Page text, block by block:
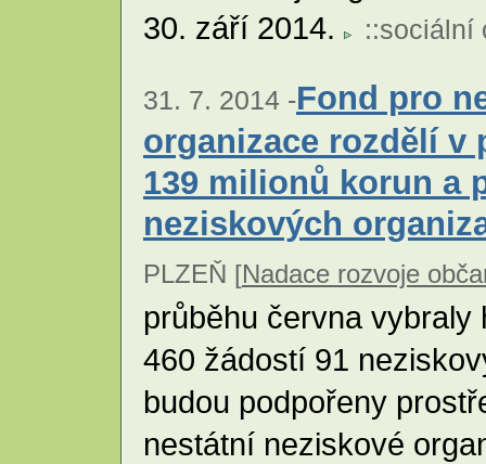
30. září 2014.
::sociální
31. 7. 2014 -Fond pro
organizace rozdělí v
139 milionů korun a
neziskových
PLZEŇ [Nadace rozvoje
průběhu června
460 žádostí 91
budou podpořeny
nestátní neziskové